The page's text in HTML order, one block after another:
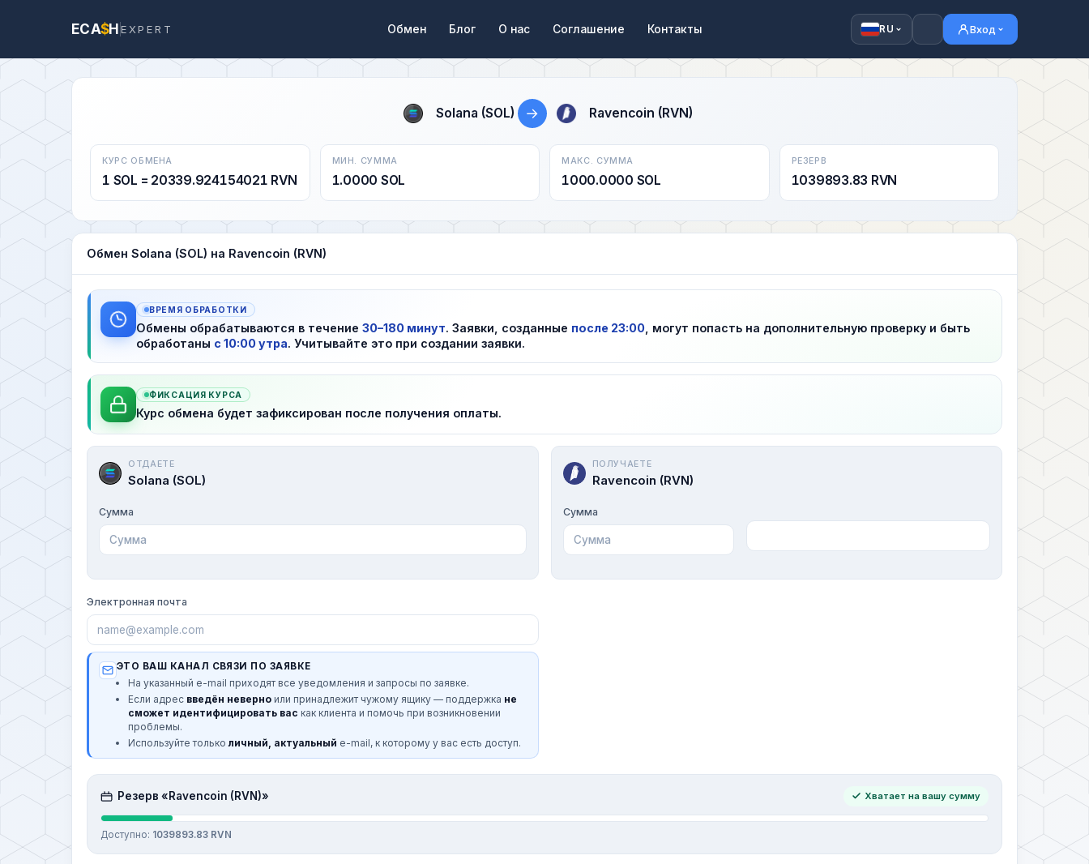
ECA$HEXPERT Обмен Блог О нас Соглашение Контакты RU Вход
Solana (SOL) → Ravencoin (RVN)
КУРС ОБМЕНА
1 SOL = 20339.924154021 RVN
МИН. СУММА
1.0000 SOL
МАКС. СУММА
1000.0000 SOL
РЕЗЕРВ
1039893.83 RVN
Обмен Solana (SOL) на Ravencoin (RVN)
ВРЕМЯ ОБРАБОТКИ
Обмены обрабатываются в течение 30–180 минут. Заявки, созданные после 23:00 , могут попасть на дополнительную проверку и быть
обработаны с 10:00 утра. Учитывайте это при создании заявки.
ФИКСАЦИЯ КУРСА
Курс обмена будет зафиксирован после получения оплаты.
ОТДАЕТЕ
Solana (SOL)
Сумма
ПОЛУЧАЕТЕ
Ravencoin (RVN)
Сумма
Электронная почта
ЭТО ВАШ КАНАЛ СВЯЗИ ПО ЗАЯВКЕ
На указанный e-mail приходят все уведомления и запросы по заявке.
Если адрес введён неверно или принадлежит чужому ящику — поддержка не
сможет идентифицировать вас как клиента и помочь при возникновении
проблемы.
Используйте только личный, актуальный e-mail, к которому у вас есть доступ.
Резерв «Ravencoin (RVN)» Хватает на вашу сумму
Доступно: 1039893.83 RVN